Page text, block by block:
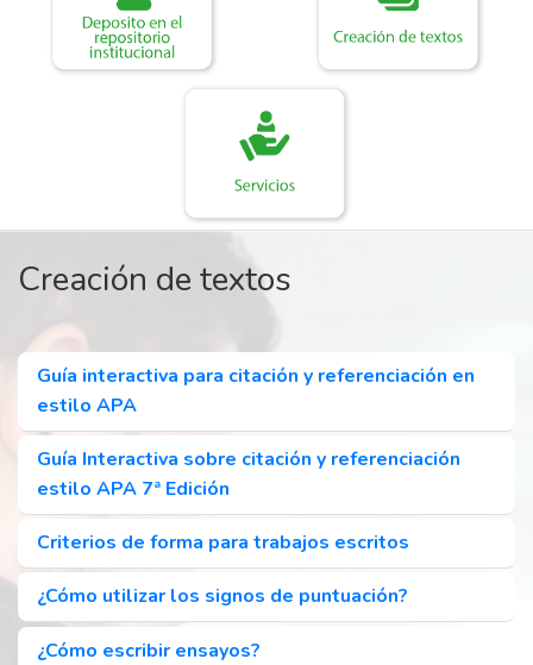
Creación de textos
Guía interactiva para citación y referenciación en
estilo APA
Guía Interactiva sobre citación y referenciación
estilo APA 7ª Edición
Criterios de forma para trabajos escritos
¿Cómo utilizar los signos de puntuación?
¿Cómo escribir ensayos?